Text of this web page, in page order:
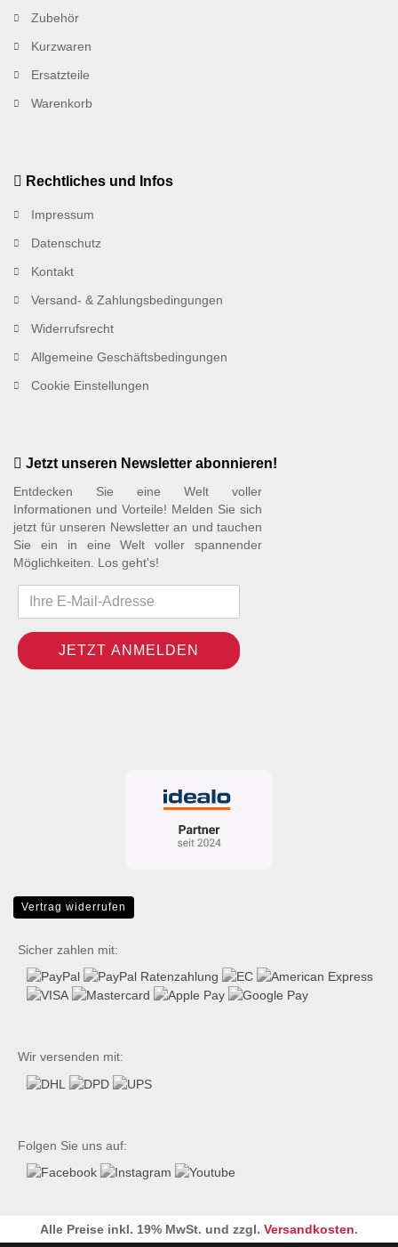
Zubehör
Kurzwaren
Ersatzteile
Warenkorb
Rechtliches und Infos
Impressum
Datenschutz
Kontakt
Versand- & Zahlungsbedingungen
Widerrufsrecht
Allgemeine Geschäftsbedingungen
Cookie Einstellungen
Jetzt unseren Newsletter abonnieren!
Entdecken Sie eine Welt voller
Informationen und Vorteile! Melden Sie sich
jetzt für unseren Newsletter an und tauchen
Sie ein in eine Welt voller spannender
Möglichkeiten. Los geht's!
Vertrag widerrufen
Sicher zahlen mit:
Wir versenden mit:
Folgen Sie uns auf:
Alle Preise inkl. 19% MwSt. und zzgl. Versandkosten.